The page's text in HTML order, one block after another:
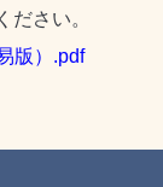
ださい。
版）.pdf